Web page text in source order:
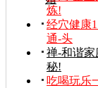
炼!
经穴健康
通-头
禅-和谐家
秘!
吃喝玩乐